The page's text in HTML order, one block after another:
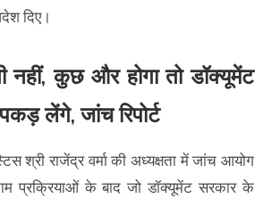
दिए।
कुछ और होगा तो डॉक्यूमेंट
लेंगे, जांच रिपोर्ट
श्री राजेंद्र वर्मा की अध्यक्षता में जांच आयोग
प्रक्रियाओं के बाद जो डॉक्यूमेंट सरकार के